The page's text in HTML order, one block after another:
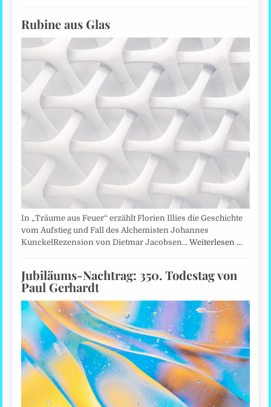
Rubine aus Glas
In „Träume aus Feuer“ erzählt Florien Illies die Geschichte
vom Aufstieg und Fall des Alchemisten Johannes
KunckelRezension von Dietmar Jacobsen…Weiterlesen …
Jubiläums-Nachtrag: 350. Todestag von
Paul Gerhardt